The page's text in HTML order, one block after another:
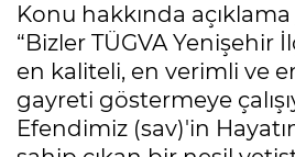
Konu hakkında
“Bizler TÜGVA
en kaliteli, en verimli ve
gayreti göstermeye
Efendimiz (sav)'in